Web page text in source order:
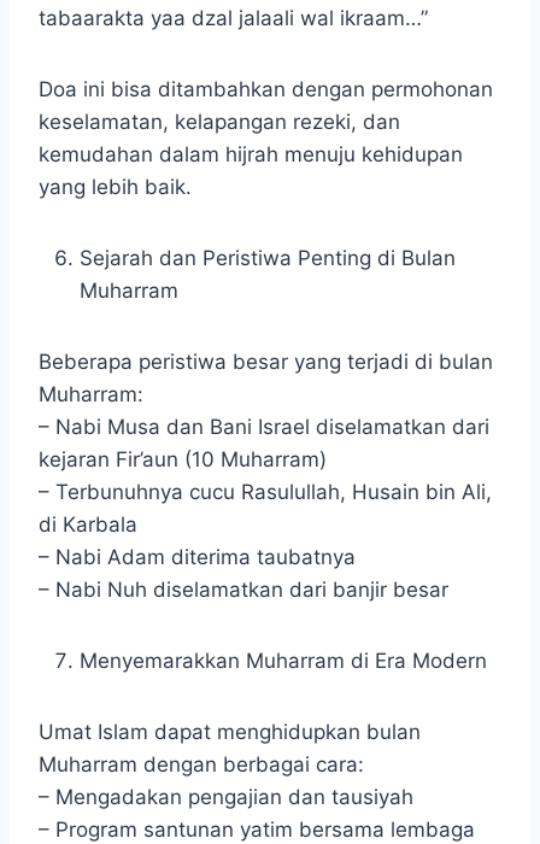
tabaarakta yaa dzal jalaali wal ikraam…”
Doa ini bisa ditambahkan dengan permohonan
keselamatan, kelapangan rezeki, dan
kemudahan dalam hijrah menuju kehidupan
yang lebih baik.
Sejarah dan Peristiwa Penting di Bulan
Muharram
Beberapa peristiwa besar yang terjadi di bulan
Muharram:
– Nabi Musa dan Bani Israel diselamatkan dari
kejaran Fir’aun (10 Muharram)
– Terbunuhnya cucu Rasulullah, Husain bin Ali,
di Karbala
– Nabi Adam diterima taubatnya
– Nabi Nuh diselamatkan dari banjir besar
Menyemarakkan Muharram di Era Modern
Umat Islam dapat menghidupkan bulan
Muharram dengan berbagai cara:
– Mengadakan pengajian dan tausiyah
– Program santunan yatim bersama lembaga